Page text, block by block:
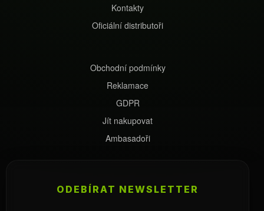
Kontakty
Oficiální distributoři
Obchodní podmínky
Reklamace
GDPR
Jít nakupovat
Ambasadoři
ODEBÍRAT NEWSLETTER